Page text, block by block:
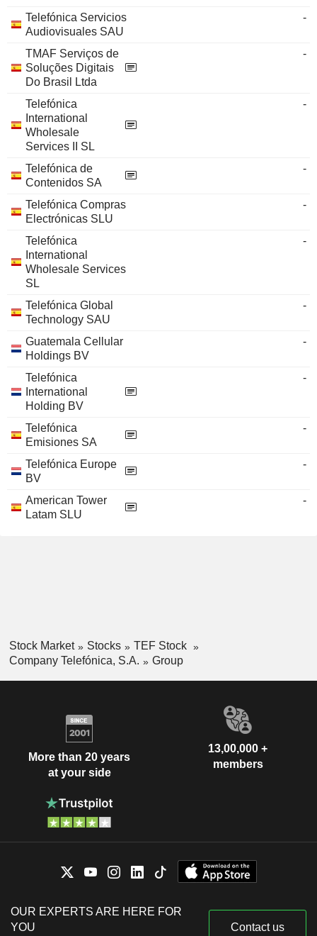
Telefónica Servicios
Audiovisuales SAU
-
TMAF Serviços de
Soluções Digitais
Do Brasil Ltda
-
Telefónica
International
Wholesale
Services II SL
-
Telefónica de
Contenidos SA
-
Telefónica Compras
Electrónicas SLU
-
Telefónica
International
Wholesale Services
SL
-
Telefónica Global
Technology SAU
-
Guatemala Cellular
Holdings BV
-
Telefónica
International
Holding BV
-
Telefónica
Emisiones SA
-
Telefónica Europe
BV
-
American Tower
Latam SLU
-
Stock Market Stocks
TEF Stock
Company Telefónica, S.A.
Group
More than 20 years
at your side
13,00,000 +
members
OUR EXPERTS ARE HERE FOR
YOU
Contact us